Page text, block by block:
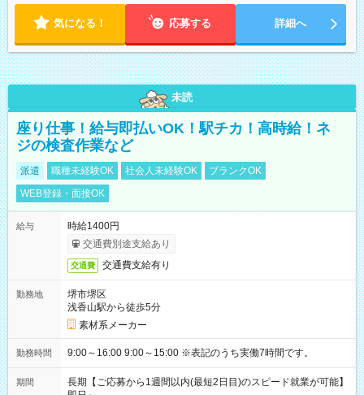
ん。
気になる！ 応募する 詳細へ
未読
座り仕事！給与即払いOK！駅チカ！高時給！ネ
ジの検査作業など
派遣 職種未経験OK 社会人未経験OK
ブランクOK
WEB登録・面接OK
給与
時給1400円
交通費別途支給あり
交通費 交通費支給有り
勤務地
堺市堺区
浅香山駅から徒歩5分
素材系メーカー
勤務時間 9:00～16:00 9:00～15:00 ※表記のうち実働7時間です。
期間
長期【ご応募から1週間以内(最短2日目)のスピード就業が可能】